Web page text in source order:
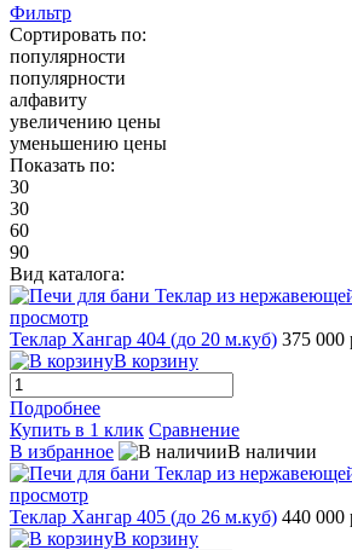
Фильтр
Сортировать по:
популярности
популярности
алфавиту
увеличению цены
уменьшению цены
Показать по:
30
30
60
90
Вид каталога:
просмотр
Теклар Хангар 404 (до 20 м.куб) 375 000
В корзину
Подробнее
Купить в 1 клик Сравнение
В избранное
В наличии
просмотр
Теклар Хангар 405 (до 26 м.куб) 440 000
В корзину